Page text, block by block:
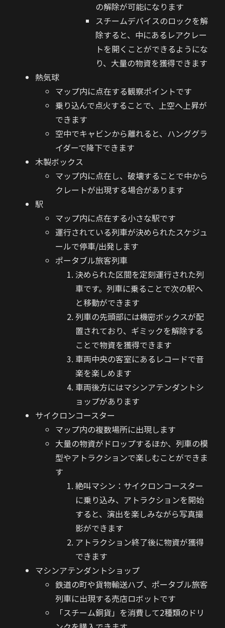
の解除が可能になります
スチームデバイスのロックを解
除すると、中にあるレアクレー
トを開くことができるようにな
り、大量の物資を獲得できます
熱気球
マップ内に点在する観察ポイントです
乗り込んで点火することで、上空へ上昇が
できます
空中でキャビンから離れると、ハンググラ
イダーで降下できます
木製ボックス
マップ内に点在し、破壊することで中から
クレートが出現する場合があります
駅
マップ内に点在する小さな駅です
運行されている列車が決められたスケジュ
ールで停車/出発します
ポータブル旅客列車
決められた区間を定刻運行された列
車です。列車に乗ることで次の駅へ
と移動ができます
列車の先頭部には機密ボックスが配
置されており、ギミックを解除する
ことで物資を獲得できます
車両中央の客室にあるレコードで音
楽を楽しめます
車両後方にはマシンアテンダントシ
ョップがあります
サイクロンコースター
マップ内の複数場所に出現します
大量の物資がドロップするほか、列車の模
型やアトラクションで楽しむことができま
す
絶叫マシン：サイクロンコースター
に乗り込み、アトラクションを開始
すると、演出を楽しみながら写真撮
影ができます
アトラクション終了後に物資が獲得
できます
マシンアテンダントショップ
鉄道の町や貨物輸送ハブ、ポータブル旅客
列車に出現する売店ロボットです
「スチーム銅貨」を消費して2種類のドリ